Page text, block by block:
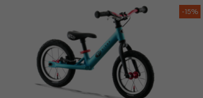
Strida - części
-15%